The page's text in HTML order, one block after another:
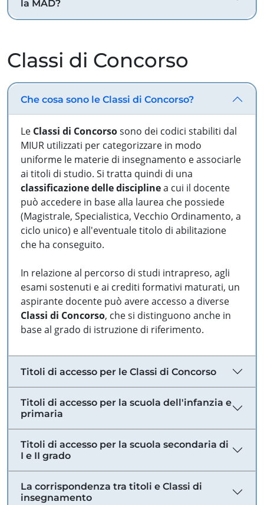
la MAD?
Classi di Concorso
Che cosa sono le Classi di Concorso?
Le Classi di Concorsosono dei codici stabiliti dal
MIUR utilizzati per categorizzare in modo
uniforme le materie di insegnamento e associarle
ai titoli di studio. Si tratta quindi di una
classificazione delle disciplinea cui il docente
può accedere in base alla laurea che possiede
(Magistrale, Specialistica, Vecchio Ordinamento, a
ciclo unico) e all'eventuale titolo di abilitazione
che ha conseguito.
In relazione al percorso di studi intrapreso, agli
esami sostenuti e ai crediti formativi maturati, un
aspirante docente può avere accesso a diverse
Classi di Concorso, che si distinguono anche in
base al grado di istruzione di riferimento.
Titoli di accesso per le Classi di Concorso
Titoli di accesso per la scuola dell'infanzia e
primaria
Titoli di accesso per la scuola secondaria di
I e II grado
La corrispondenza tra titoli e Classi di
insegnamento